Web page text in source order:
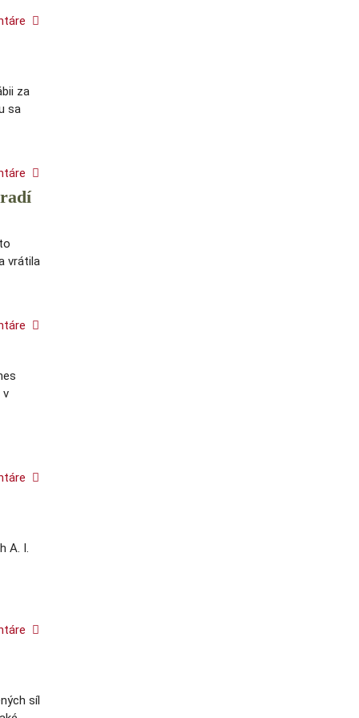
za
sa
vrátila
v
A. I.
síl